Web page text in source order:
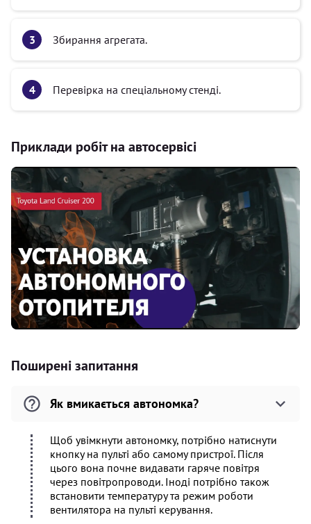
Збирання агрегата.
Перевірка на спеціальному стенді.
Приклади робіт на автосервісі
Поширені запитання
Як вмикається автономка?
Щоб увімкнути автономку, потрібно натиснути
кнопку на пульті або самому пристрої. Після
цього вона почне видавати гаряче повітря
через повітропроводи. Іноді потрібно також
встановити температуру та режим роботи
вентилятора на пульті керування.